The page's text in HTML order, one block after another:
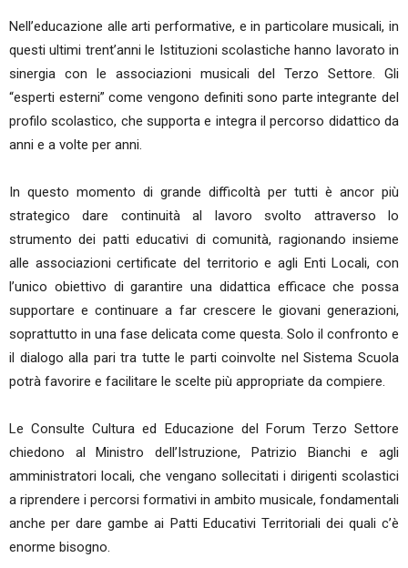
Nell’educazione alle arti performative, e in particolare musicali, in
questi ultimi trent’anni le Istituzioni scolastiche hanno lavorato in
sinergia con le associazioni musicali del Terzo Settore. Gli
“esperti esterni” come vengono definiti sono parte integrante del
profilo scolastico, che supporta e integra il percorso didattico da
anni e a volte per anni.
In questo momento di grande difficoltà per tutti è ancor più
strategico dare continuità al lavoro svolto attraverso lo
strumento dei patti educativi di comunità, ragionando insieme
alle associazioni certificate del territorio e agli Enti Locali, con
l’unico obiettivo di garantire una didattica efficace che possa
supportare e continuare a far crescere le giovani generazioni,
soprattutto in una fase delicata come questa. Solo il confronto e
il dialogo alla pari tra tutte le parti coinvolte nel Sistema Scuola
potrà favorire e facilitare le scelte più appropriate da compiere.
Le Consulte Cultura ed Educazione del Forum Terzo Settore
chiedono al Ministro dell’Istruzione, Patrizio Bianchi e agli
amministratori locali, che vengano sollecitati i dirigenti scolastici
a riprendere i percorsi formativi in ambito musicale, fondamentali
anche per dare gambe ai Patti Educativi Territoriali dei quali c’è
enorme bisogno.